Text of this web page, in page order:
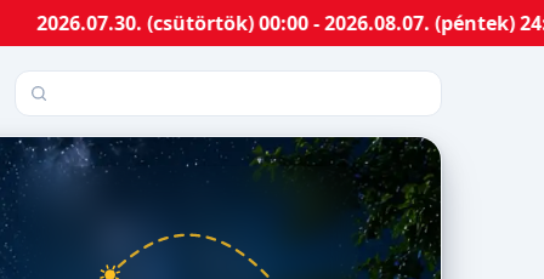
(csütörtök) 00:00 - 2026.08.07. (péntek) 24:00-ig
Település keresése